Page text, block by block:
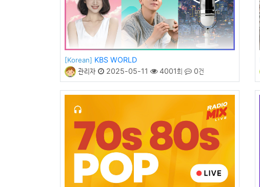
[Korean] KBS WORLD
관리자
2025-05-11 4001회 0건